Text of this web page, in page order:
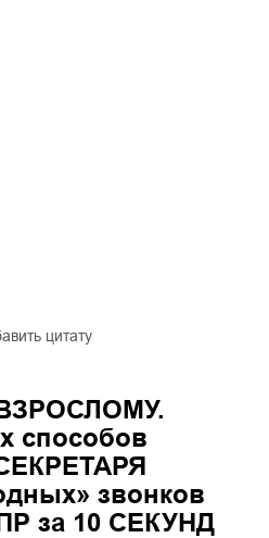
цитату
способов
звонков
за 10 СЕКУНД